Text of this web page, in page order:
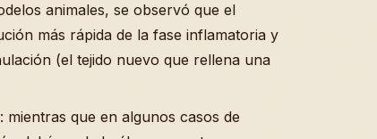
animales, se observó que el
más rápida de la fase inflamatoria y
(el tejido nuevo que rellena una
que en algunos casos de